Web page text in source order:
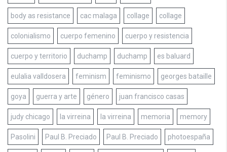
body as resistance cac malaga collage collage
colonialismo cuerpo femenino cuerpo y resistencia
cuerpo y territorio duchamp duchamp es baluard
eulalia valldosera feminism feminismo georges bataille
goya guerra y arte género juan francisco casas
judy chicago la virreina la virreina memoria memory
Pasolini Paul B. Preciado Paul B. Preciado photoespaña